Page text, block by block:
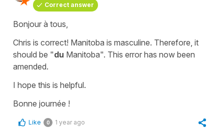
Correct answer
Bonjour à tous,
Chris is correct! Manitoba is masculine. Therefore, it
should be "du Manitoba". This error has now been
amended.
I hope this is helpful.
Bonne journée !
Like 0 1 year ago